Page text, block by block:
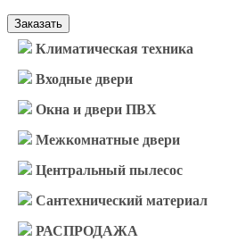
Заказать
Климатическая техника
Входные двери
Окна и двери ПВХ
Межкомнатные двери
Центральный пылесос
Сантехнический материал
РАСПРОДАЖА